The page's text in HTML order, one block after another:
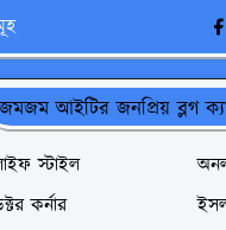
জমজম আইটির জনপ্রিয় ব্লগ
স্টাইল
কর্নার